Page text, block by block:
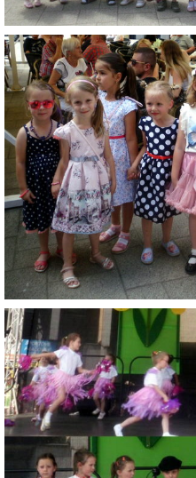
POKRAČOVANIE PLNENIA
PREDPRIMÁRNEHO
ŠKOLSKÝ VZDELÁVACÍ
SPRÁVY O VÝCHOVNO-
ŠKOLSKÝ PORIADOK
SMERNICE
ČO NÁS ČAKÁ V ŠKÔLKE...
ZAUJÍMAVOSTI PRE RODIČOV
ORGANIZÁCIA DŇA
TLAČIVÁ